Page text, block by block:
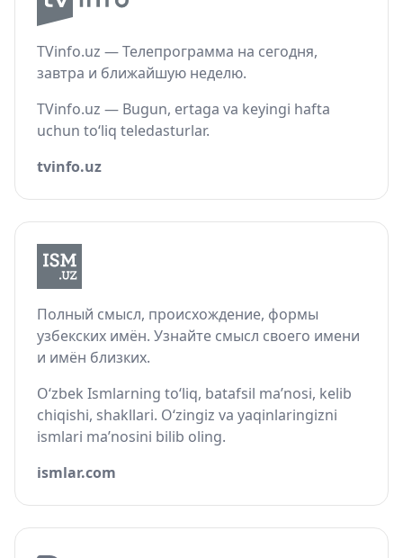
TVinfo.uz — Телепрограмма на сегодня,
завтра и ближайшую неделю.
TVinfo.uz — Bugun, ertaga va keyingi hafta
uchun to‘liq teledasturlar.
tvinfo.uz
Полный смысл, происхождение, формы
узбекских имён. Узнайте смысл своего имени
и имён близких.
O‘zbek Ismlarning to‘liq, batafsil ma’nosi, kelib
chiqishi, shakllari. O‘zingiz va yaqinlaringizni
ismlari ma’nosini bilib oling.
ismlar.com